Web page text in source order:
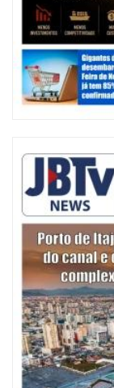
Defesa Civil de
temperatura
ITAJAÍ